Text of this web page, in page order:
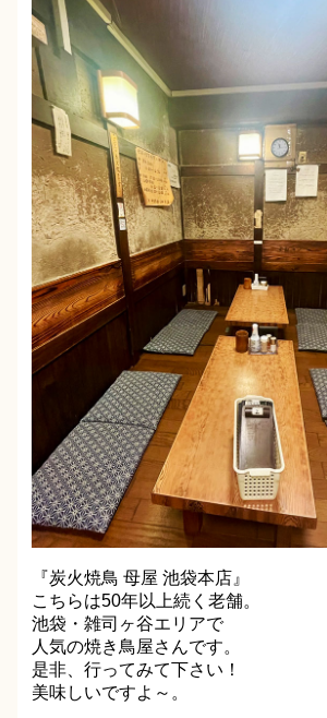
『炭火焼鳥 母屋 池袋本店』
こちらは50年以上続く老舗。
池袋・雑司ヶ谷エリアで
人気の焼き鳥屋さんです。
是非、行ってみて下さい！
美味しいですよ～。